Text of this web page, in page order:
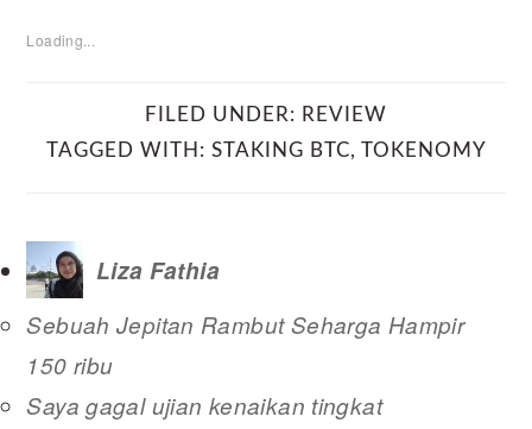
Loading...
FILED UNDER: REVIEW
TAGGED WITH: STAKING BTC, TOKENOMY
Liza Fathia
Sebuah Jepitan Rambut Seharga Hampir
150 ribu
Saya gagal ujian kenaikan tingkat